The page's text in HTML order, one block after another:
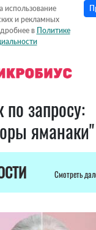
использование
и рекламных
в Политике
запросу:
яманаки"
Смотреть